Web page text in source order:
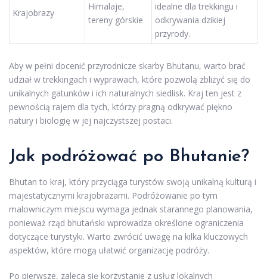
Krajobrazy
Himalaje,
tereny górskie
idealne dla trekkingu i
odkrywania dzikiej
przyrody.
Aby w pełni docenić przyrodnicze skarby Bhutanu, warto brać
udział w trekkingach i wyprawach, które pozwolą zbliżyć się do
unikalnych gatunków i ich naturalnych siedlisk. Kraj ten jest z
pewnością rajem dla tych, którzy pragną odkrywać piękno
natury i biologię w jej najczystszej postaci.
Jak podróżować po Bhutanie?
Bhutan to kraj, który przyciąga turystów swoją unikalną kulturą i
majestatycznymi krajobrazami. Podróżowanie po tym
malowniczym miejscu wymaga jednak starannego planowania,
ponieważ rząd bhutański wprowadza określone ograniczenia
dotyczące turystyki. Warto zwrócić uwagę na kilka kluczowych
aspektów, które mogą ułatwić organizację podróży.
Po pierwsze, zaleca się korzystanie z usług lokalnych